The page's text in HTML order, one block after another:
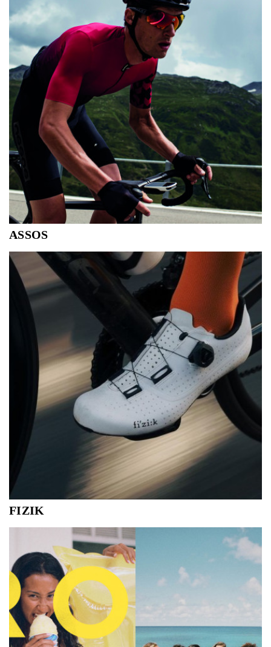
vaak je speelt.
comfort en kwalitiet aankomt tijdens het fietsen.
ASSOS
en kwaliteit elkaar aanvullen in een perfecte fietsschoen.
FIZIK